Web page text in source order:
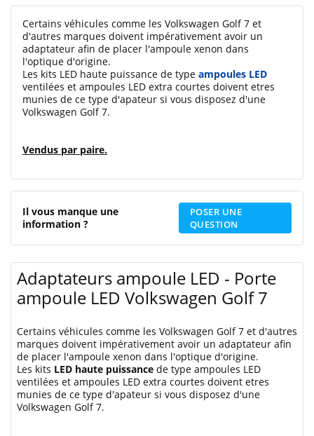
Certains véhicules comme les Volkswagen Golf 7 et
d'autres marques doivent impérativement avoir un
adaptateur afin de placer l'ampoule xenon dans
l'optique d'origine.
Les kits LED haute puissance de type ampoules LED
ventilées et ampoules LED extra courtes doivent etres
munies de ce type d'apateur si vous disposez d'une
Volkswagen Golf 7.
Vendus par paire.
Il vous manque une
information ?
POSER UNE
QUESTION
Adaptateurs ampoule LED - Porte
ampoule LED Volkswagen Golf 7
Certains véhicules comme les Volkswagen Golf 7 et d'autres
marques doivent impérativement avoir un adaptateur afin
de placer l'ampoule xenon dans l'optique d'origine.
Les kits LED haute puissance de type ampoules LED
ventilées et ampoules LED extra courtes doivent etres
munies de ce type d'apateur si vous disposez d'une
Volkswagen Golf 7.